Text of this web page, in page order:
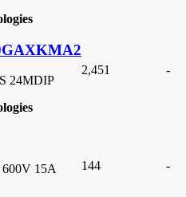
24MDIP
2,451 -
15A
144 -